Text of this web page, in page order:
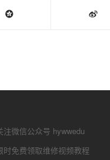
注微信公众号 hywwedu
时免费领取维修视频教程